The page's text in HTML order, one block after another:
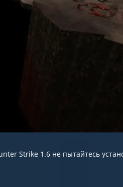
Strike 1.6 не пытайтесь